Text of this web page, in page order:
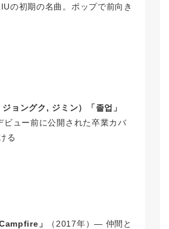
の初期の名曲。ポップで前向き
ョングク, ジミン）「졸업」
ビュー前に公開された卒業カバ
る
」
（2017年）― 仲間と